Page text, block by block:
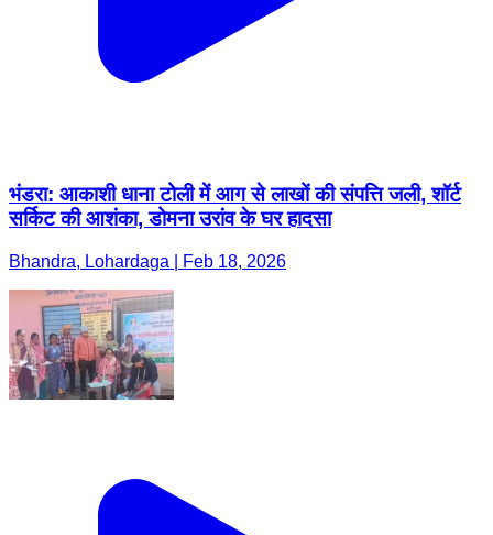
भंडरा: आकाशी धाना टोली में आग से लाखों की संपत्ति जली, शॉर्ट
सर्किट की आशंका, डोमना उरांव के घर हादसा
Bhandra, Lohardaga | Feb 18, 2026